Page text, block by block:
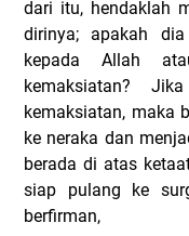
dari itu, hendaklah
dirinya; apakah
kepada Allah
kemaksiatan?
kemaksiatan, maka
ke neraka dan
berada di atas
siap pulang ke
berfirman,